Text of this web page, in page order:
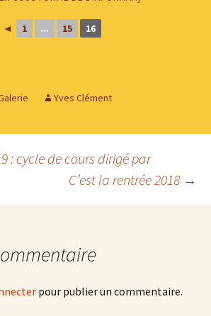
◄ 1 ... 15 16
Yves Clément
: cycle de cours dirigé par
C’est la rentrée 2018 →
pour publier un commentaire.